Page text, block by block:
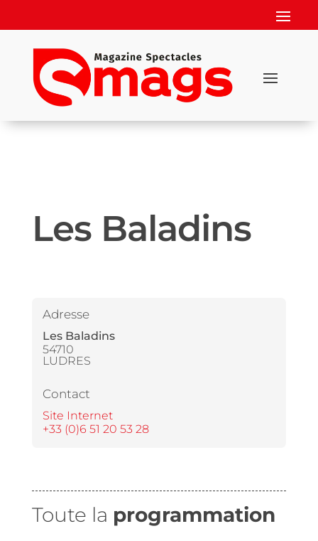
Les Baladins
Adresse
Les Baladins
54710
LUDRES
Contact
Site Internet
+33 (0)6 51 20 53 28
Toute la programmation